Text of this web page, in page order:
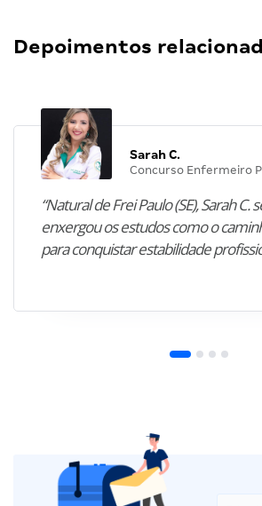
Depoimentos
Sarah C.
Concurso Enfermeiro
“Natural de Frei Paulo (SE), Sarah C.
enxergou os estudos como o
para conquistar estabilidade